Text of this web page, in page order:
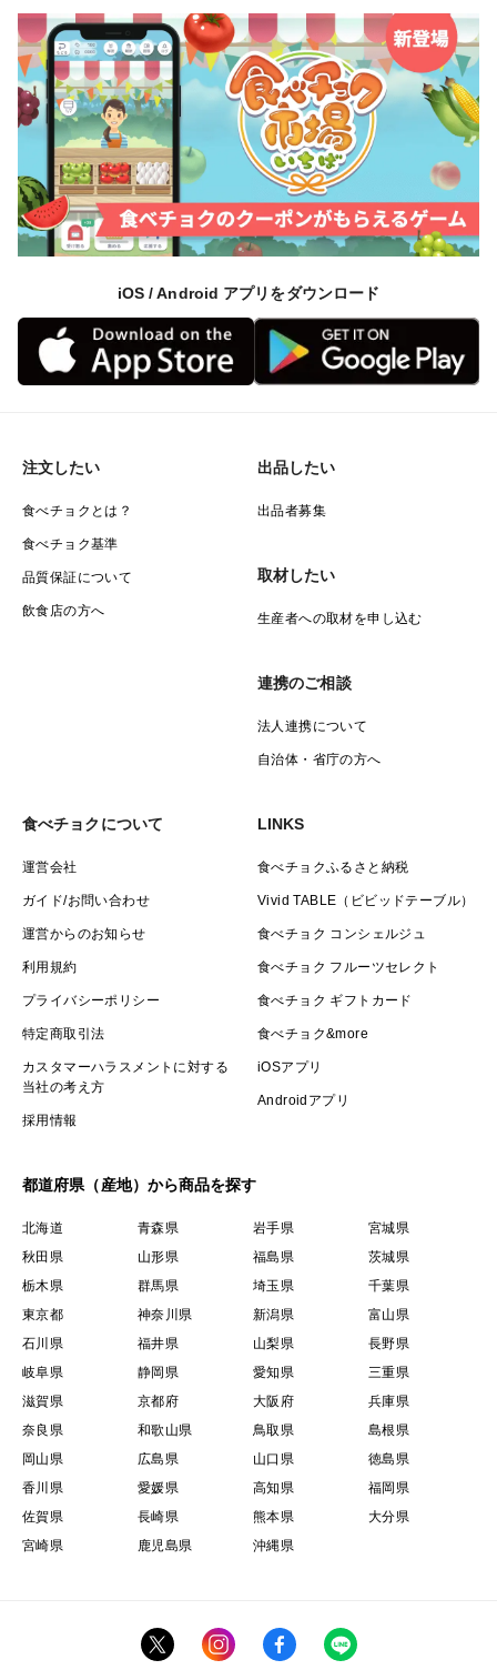
iOS / Android アプリをダウンロード
注文したい
食べチョクとは？
食べチョク基準
品質保証について
飲食店の方へ
出品したい
出品者募集
取材したい
生産者への取材を申し込む
連携のご相談
法人連携について
自治体・省庁の方へ
食べチョクについて
運営会社
ガイド/お問い合わせ
運営からのお知らせ
利用規約
プライバシーポリシー
特定商取引法
カスタマーハラスメントに対する
当社の考え方
採用情報
LINKS
食べチョクふるさと納税
Vivid TABLE（ビビッドテーブル）
食べチョク コンシェルジュ
食べチョク フルーツセレクト
食べチョク ギフトカード
食べチョク&more
iOSアプリ
Androidアプリ
都道府県（産地）から商品を探す
北海道 青森県 岩手県
宮城県
秋田県
山形県 福島県
茨城県
栃木県
群馬県 埼玉県
千葉県
東京都
神奈川県 新潟県
富山県
石川県
福井県 山梨県
長野県
岐阜県
静岡県 愛知県
三重県
滋賀県
京都府 大阪府
兵庫県
奈良県
和歌山県 鳥取県
島根県
岡山県
広島県 山口県
徳島県
香川県
愛媛県 高知県
福岡県
佐賀県
長崎県 熊本県
大分県
宮崎県
鹿児島県 沖縄県